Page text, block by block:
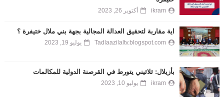
ikram أكتوبر 26, 2023
اية مقاربة لتحقيق العدالة المجالية بجهة بني ملال ختيفرة ؟
Tadlaazilaltv.blogspot.com يوليو 19, 2023
بأزيلال: ثلاثيني يتورط في القرصنة الدولية للمكالمات
ikram يوليو 10, 2023